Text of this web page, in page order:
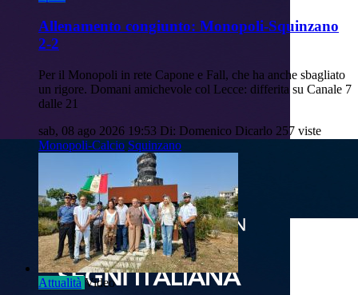
Allenamento congiunto: Monopoli-Squinzano
2-2
Per il Monopoli in rete Capone e Fall, che ha anche sbagliato
un rigore. Domani amichevole col Lecce: differita su Canale 7
dalle 21
sab, 08 ago 2026 19:53 Di: Domenico Dicarlo 257 viste
Monopoli-Calcio Squinzano
Attualità Video